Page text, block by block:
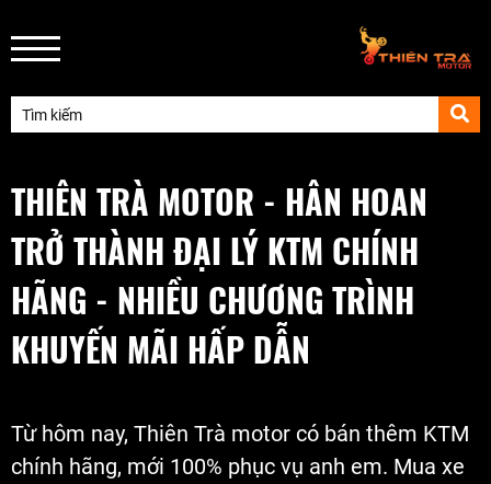
THIÊN TRÀ MOTOR - HÂN HOAN
TRỞ THÀNH ĐẠI LÝ KTM CHÍNH
HÃNG - NHIỀU CHƯƠNG TRÌNH
KHUYẾN MÃI HẤP DẪN
Từ hôm nay, Thiên Trà motor có bán thêm KTM
chính hãng, mới 100% phục vụ anh em. Mua xe